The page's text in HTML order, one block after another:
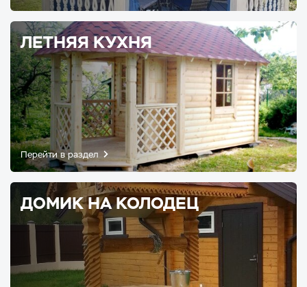
ЛЕТНЯЯ КУХНЯ
Перейти в раздел
ДОМИК НА КОЛОДЕЦ